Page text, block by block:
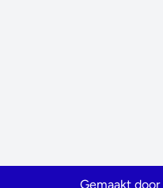
Gemaakt door